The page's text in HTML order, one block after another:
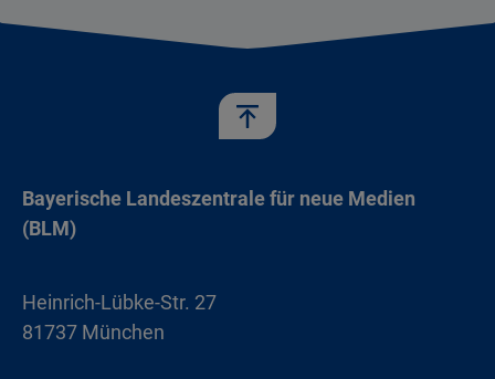
Bayerische Landeszentrale für neue Medien
(BLM)
Heinrich-Lübke-Str. 27
81737 München